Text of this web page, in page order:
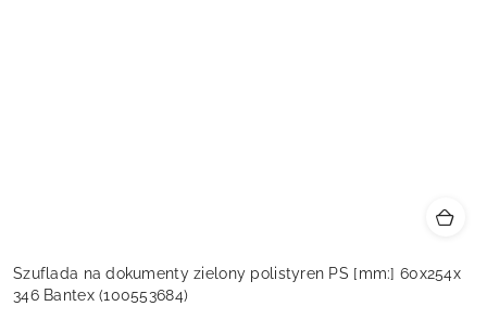
Szuflada na dokumenty zielony polistyren PS [mm:] 60x254x
346 Bantex (100553684)